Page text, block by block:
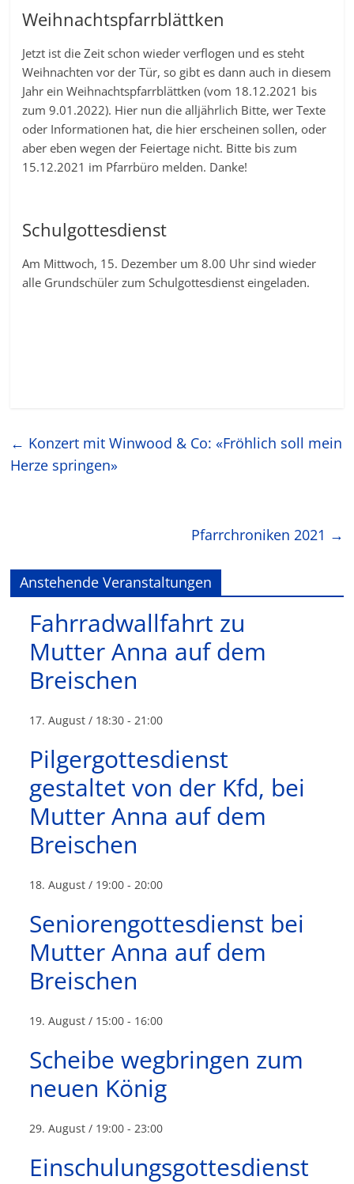
Weihnachtspfarrblättken
Jetzt ist die Zeit schon wieder verflogen und es steht
Weihnachten vor der Tür, so gibt es dann auch in diesem
Jahr ein Weihnachtspfarrblättken (vom 18.12.2021 bis
zum 9.01.2022). Hier nun die alljährlich Bitte, wer Texte
oder Informationen hat, die hier erscheinen sollen, oder
aber eben wegen der Feiertage nicht. Bitte bis zum
15.12.2021 im Pfarrbüro melden. Danke!
Schulgottesdienst
Am Mittwoch, 15. Dezember um 8.00 Uhr sind wieder
alle Grundschüler zum Schulgottesdienst eingeladen.
← Konzert mit Winwood & Co: «Fröhlich soll mein
Herze springen»
Pfarrchroniken 2021 →
Anstehende Veranstaltungen
Fahrradwallfahrt zu
Mutter Anna auf dem
Breischen
17. August / 18:30 - 21:00
Pilgergottesdienst
gestaltet von der Kfd, bei
Mutter Anna auf dem
Breischen
18. August / 19:00 - 20:00
Seniorengottesdienst bei
Mutter Anna auf dem
Breischen
19. August / 15:00 - 16:00
Scheibe wegbringen zum
neuen König
29. August / 19:00 - 23:00
Einschulungsgottesdienst